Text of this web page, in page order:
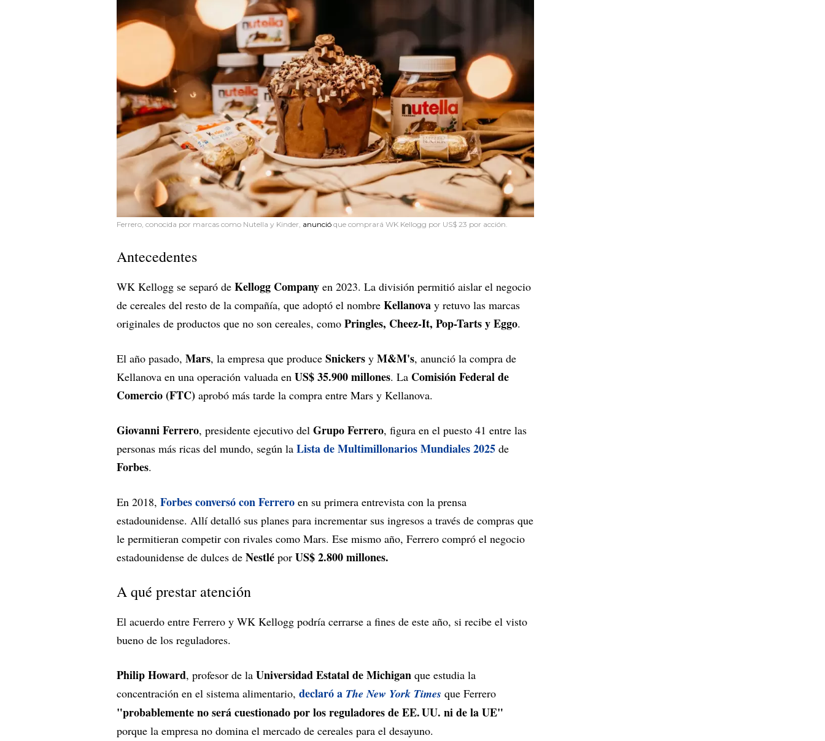
Ferrero, conocida por marcas como Nutella y Kinder, anunció que comprará WK Kellogg por US$ 23 por acción.
Antecedentes
WK Kellogg se separó de Kellogg Company en 2023. La división permitió aislar el negocio
de cereales del resto de la compañía, que adoptó el nombre Kellanova y retuvo las marcas
originales de productos que no son cereales, como Pringles, Cheez-It, Pop-Tarts y Eggo.
El año pasado, Mars, la empresa que produce Snickers y M&M's, anunció la compra de
Kellanova en una operación valuada en US$ 35.900 millones. La Comisión Federal de
Comercio (FTC) aprobó más tarde la compra entre Mars y Kellanova.
Giovanni Ferrero, presidente ejecutivo del Grupo Ferrero, figura en el puesto 41 entre las
personas más ricas del mundo, según la Lista de Multimillonarios Mundiales 2025 de
Forbes.
En 2018, Forbesconversó con Ferrero en su primera entrevista con la prensa
estadounidense. Allí detalló sus planes para incrementar sus ingresos a través de compras que
le permitieran competir con rivales como Mars. Ese mismo año, Ferrero compró el negocio
estadounidense de dulces de Nestlé por US$ 2.800 millones.
A qué prestar atención
El acuerdo entre Ferrero y WK Kellogg podría cerrarse a fines de este año, si recibe el visto
bueno de los reguladores.
Philip Howard, profesor de la Universidad Estatal de Michigan que estudia la
concentración en el sistema alimentario, declaró a The New York Times que Ferrero
"probablemente no será cuestionado por los reguladores de EE. UU. ni de la UE"
porque la empresa no domina el mercado de cereales para el desayuno.